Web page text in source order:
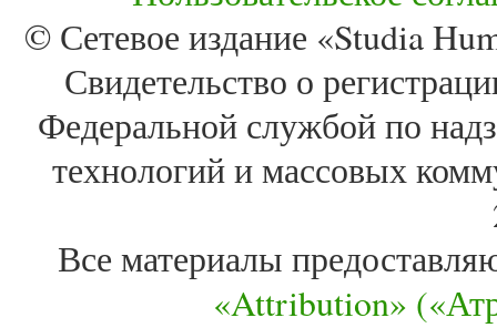
© Сетевое издание «Studia
Свидетельство о
Федеральной службой по
технологий и массовых
Все материалы
«Attribution»